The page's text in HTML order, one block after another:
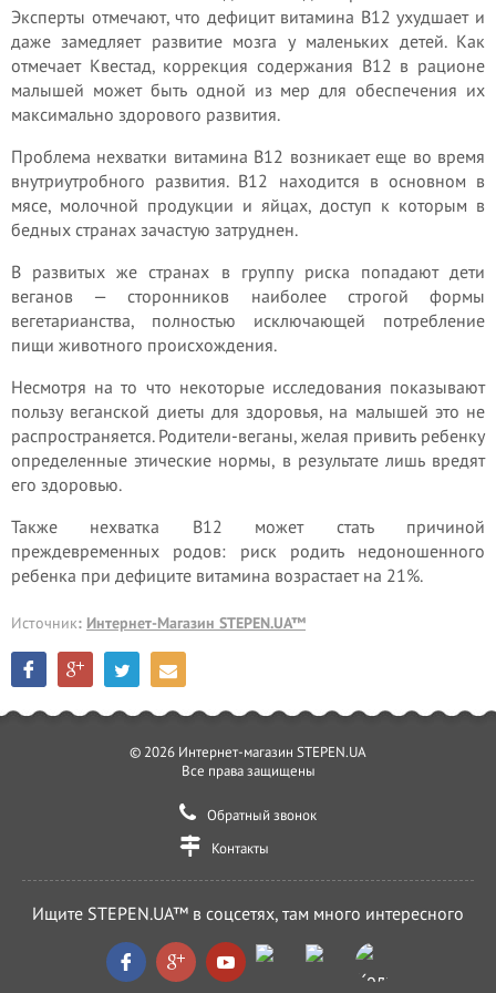
Эксперты отмечают, что дефицит витамина В12 ухудшает и
даже замедляет развитие мозга у маленьких детей. Как
отмечает Квестад, коррекция содержания В12 в рационе
малышей может быть одной из мер для обеспечения их
максимально здорового развития.
Проблема нехватки витамина В12 возникает еще во время
внутриутробного развития. В12 находится в основном в
мясе, молочной продукции и яйцах, доступ к которым в
бедных странах зачастую затруднен.
В развитых же странах в группу риска попадают дети
веганов — сторонников наиболее строгой формы
вегетарианства, полностью исключающей потребление
пищи животного происхождения.
Несмотря на то что некоторые исследования показывают
пользу веганской диеты для здоровья, на малышей это не
распространяется. Родители-веганы, желая привить ребенку
определенные этические нормы, в результате лишь вредят
его здоровью.
Также нехватка В12 может стать причиной
преждевременных родов: риск родить недоношенного
ребенка при дефиците витамина возрастает на 21%.
Источник: Интернет-Магазин STEPEN.UA™
© 2026 Интернет-магазин STEPEN.UA
Все права защищены
Обратный звонок
Контакты
Ищите STEPEN.UA™ в соцсетях, там много интересного